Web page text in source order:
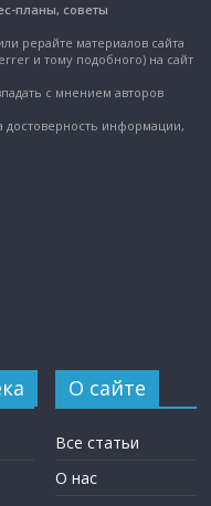
планы, советы
рерайте материалов сайта
и тому подобного) на сайт
с мнением авторов
достоверность информации,
О сайте
Все статьи
О нас